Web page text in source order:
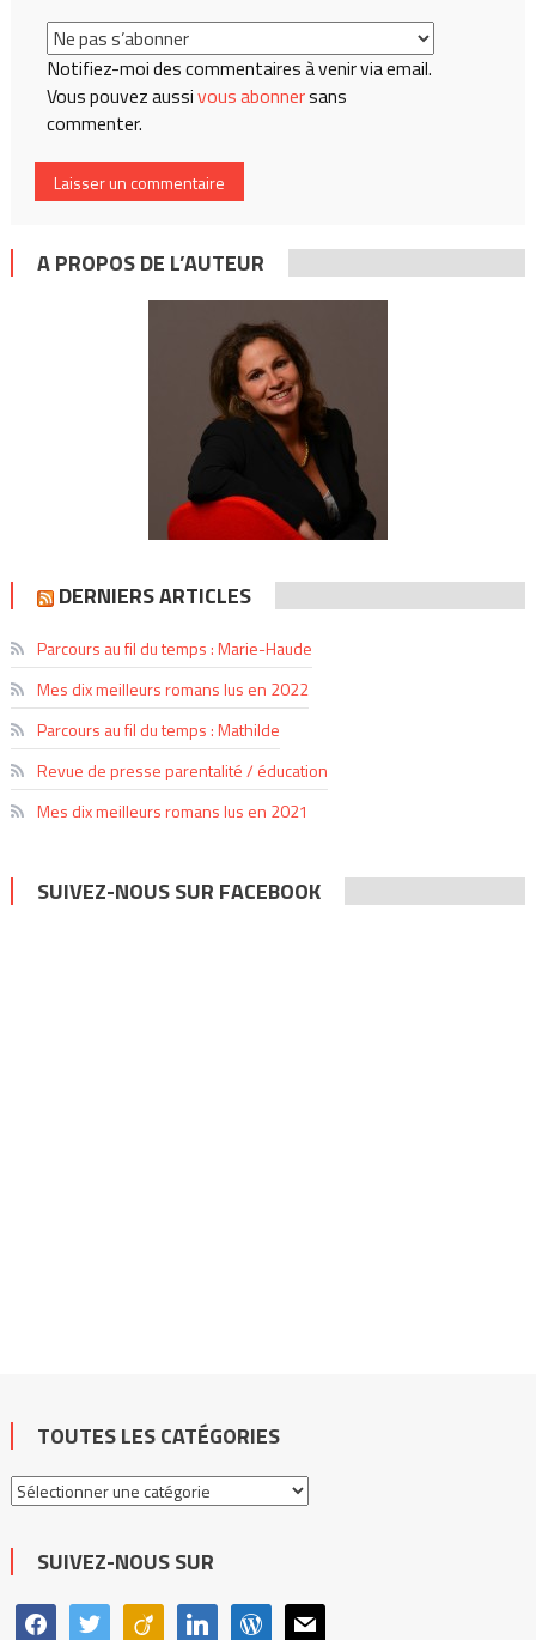
Notifiez-moi des commentaires à venir via email.
Vous pouvez aussivous abonnersans
commenter.
A PROPOS DE L’AUTEUR
DERNIERS ARTICLES
Parcours au fil du temps : Marie-Haude
Mes dix meilleurs romans lus en 2022
Parcours au fil du temps : Mathilde
Revue de presse parentalité / éducation
Mes dix meilleurs romans lus en 2021
SUIVEZ-NOUS SUR FACEBOOK
TOUTES LES CATÉGORIES
Toutes
catégories
SUIVEZ-NOUS SUR
facebooktwitter viadeo linkedin wordpress
mail